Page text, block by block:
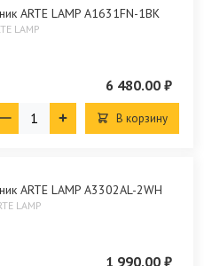
ARTE LAMP A1631FN-1BK
LAMP
6 480.00 ₽
В корзину
ARTE LAMP A3302AL-2WH
LAMP
1 990.00 ₽